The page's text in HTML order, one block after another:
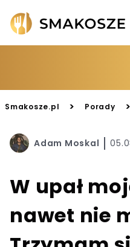
Smakosze.pl > Porady >
Adam Moskal
W upał
nawet nie